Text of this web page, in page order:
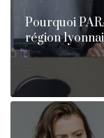
Pourquoi
région